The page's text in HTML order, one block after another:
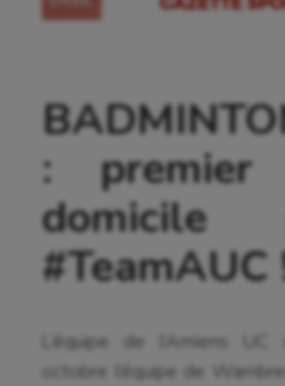
:
#TeamAUC
L’équipe de l’Amiens
octobre l’équipe de